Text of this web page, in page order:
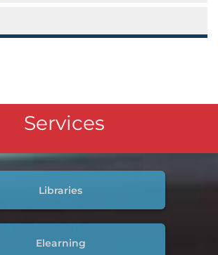
Services
Libraries
Elearning